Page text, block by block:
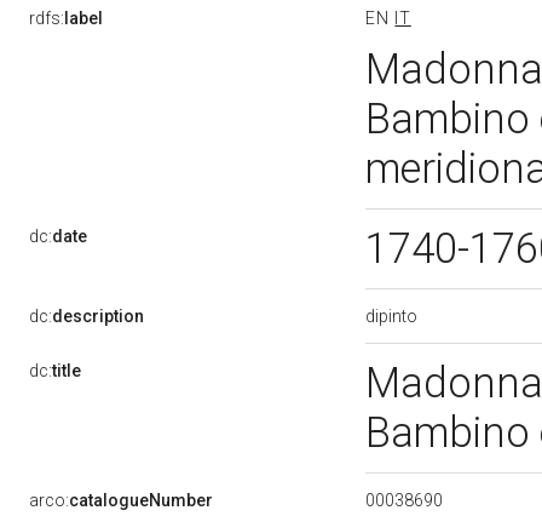
rdfs: label EN IT
dc:date 1740-
dc:description dipinto
dc:title
arco:catalogueNumber 00038690